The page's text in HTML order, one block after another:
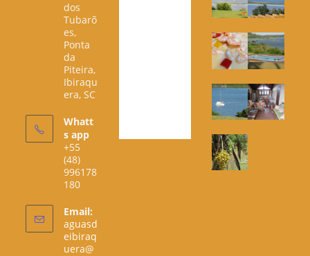
dos
Tubarõ
es,
Ponta
da
Piteira,
Ibiraqu
era, SC
Whatt
s app
+55
(48)
996178
180
Email:
aguasd
eibiraq
uera@